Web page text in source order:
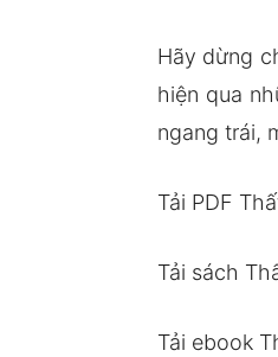
Hãy dừng
hiện qua
ngang trái,
Tải PDF
Tải sách
Tải ebook